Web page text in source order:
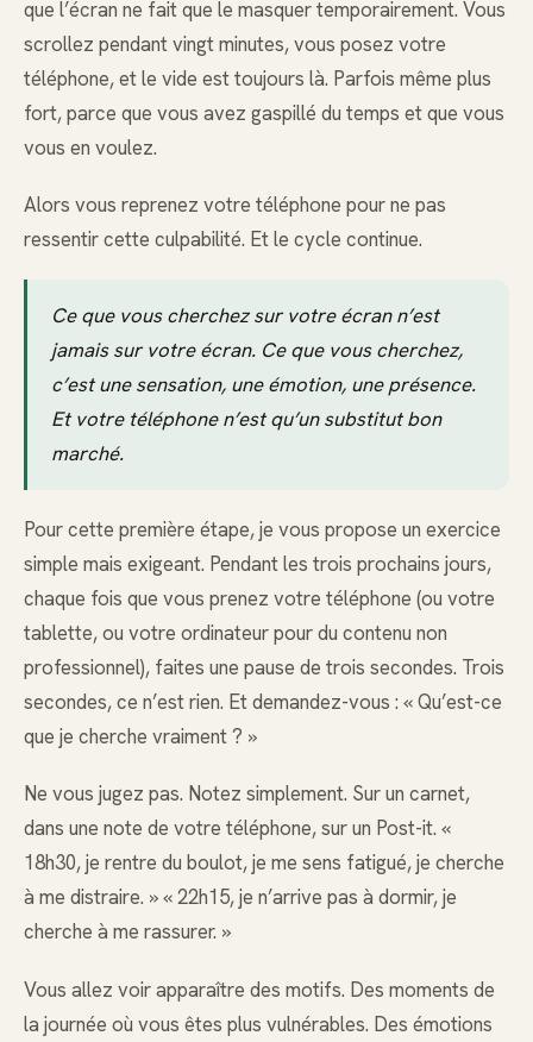
que l’écran ne fait que le masquer temporairement. Vous
scrollez pendant vingt minutes, vous posez votre
téléphone, et le vide est toujours là. Parfois même plus
fort, parce que vous avez gaspillé du temps et que vous
vous en voulez.
Alors vous reprenez votre téléphone pour ne pas
ressentir cette culpabilité. Et le cycle continue.
Ce que vous cherchez sur votre écran n’est
jamais sur votre écran. Ce que vous cherchez,
c’est une sensation, une émotion, une présence.
Et votre téléphone n’est qu’un substitut bon
marché.
Pour cette première étape, je vous propose un exercice
simple mais exigeant. Pendant les trois prochains jours,
chaque fois que vous prenez votre téléphone (ou votre
tablette, ou votre ordinateur pour du contenu non
professionnel), faites une pause de trois secondes. Trois
secondes, ce n’est rien. Et demandez-vous : « Qu’est-ce
que je cherche vraiment ? »
Ne vous jugez pas. Notez simplement. Sur un carnet,
dans une note de votre téléphone, sur un Post-it. «
18h30, je rentre du boulot, je me sens fatigué, je cherche
à me distraire. » « 22h15, je n’arrive pas à dormir, je
cherche à me rassurer. »
Vous allez voir apparaître des motifs. Des moments de
la journée où vous êtes plus vulnérables. Des émotions